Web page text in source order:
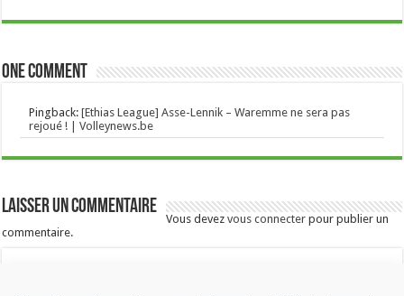
One comment
Pingback:[Ethias League] Asse-Lennik – Waremme ne sera pas
rejoué ! | Volleynews.be
Laisser un commentaire
Vous devezvous connecter pour publier un
commentaire.